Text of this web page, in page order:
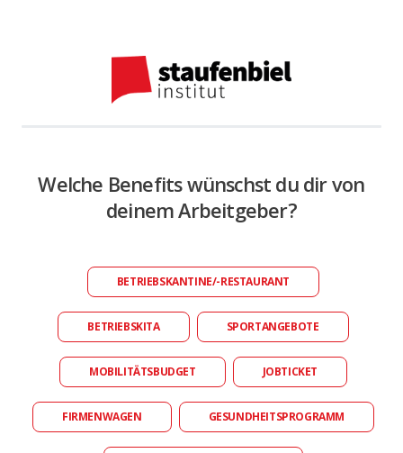
Welche Benefits wünschst du dir von
deinem Arbeitgeber?
BETRIEBSKANTINE/-RESTAURANT
BETRIEBSKITA SPORTANGEBOTE
MOBILITÄTSBUDGET JOBTICKET
FIRMENWAGEN GESUNDHEITSPROGRAMM